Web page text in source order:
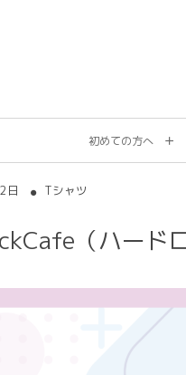
初めての方へ
日 Tシャツ
（ハード